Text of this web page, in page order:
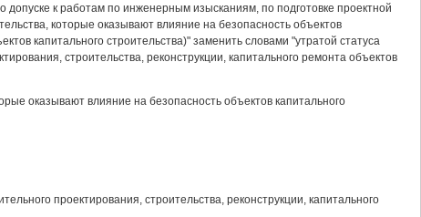
допуске к работам по инженерным изысканиям, по подготовке проектной
которые оказывают влияние на безопасность объектов
капитального строительства)" заменить словами "утратой статуса
строительства, реконструкции, капитального ремонта объектов
оказывают влияние на безопасность объектов капитального
проектирования, строительства, реконструкции, капитального